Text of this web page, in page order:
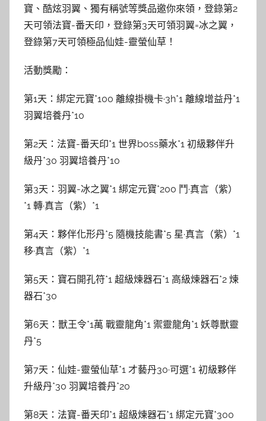
寶、酷炫羽翼、獨有稱號等獎品邀你來領，登錄第2
天可領法寶-番天印，登錄第3天可領羽翼=冰之翼，
登錄第7天可領極品仙娃-靈螢仙草！
活動獎勵：
第1天：綁定元寶*100 離線掛機卡·3h*1 離線增益丹*1
羽翼培養丹*10
第2天：法寶-番天印*1 世界boss藥水*1 初級夥伴升
級丹*30 羽翼培養丹*10
第3天：羽翼-冰之翼*1 綁定元寶*200 鬥·真言（紫）
*1 轉·真言（紫）*1
第4天：夥伴化形丹*5 隨機技能書*5 星·真言（紫）*1
移·真言（紫）*1
第5天：寶石開孔符*1 超級煉器石*1 高級煉器石*2 煉
器石*30
第6天：獸王令*1萬 戰靈龍角*1 禦靈龍角*1 妖尊獸靈
丹*5
第7天：仙娃-靈螢仙草*1 才藝丹30·可選*1 初級夥伴
升級丹*30 羽翼培養丹*20
第8天：法寶-番天印*1 超級煉器石*1 綁定元寶*300